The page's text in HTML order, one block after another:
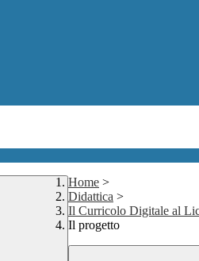
Home >
Didattica >
Il Curricolo Digitale al
Il progetto